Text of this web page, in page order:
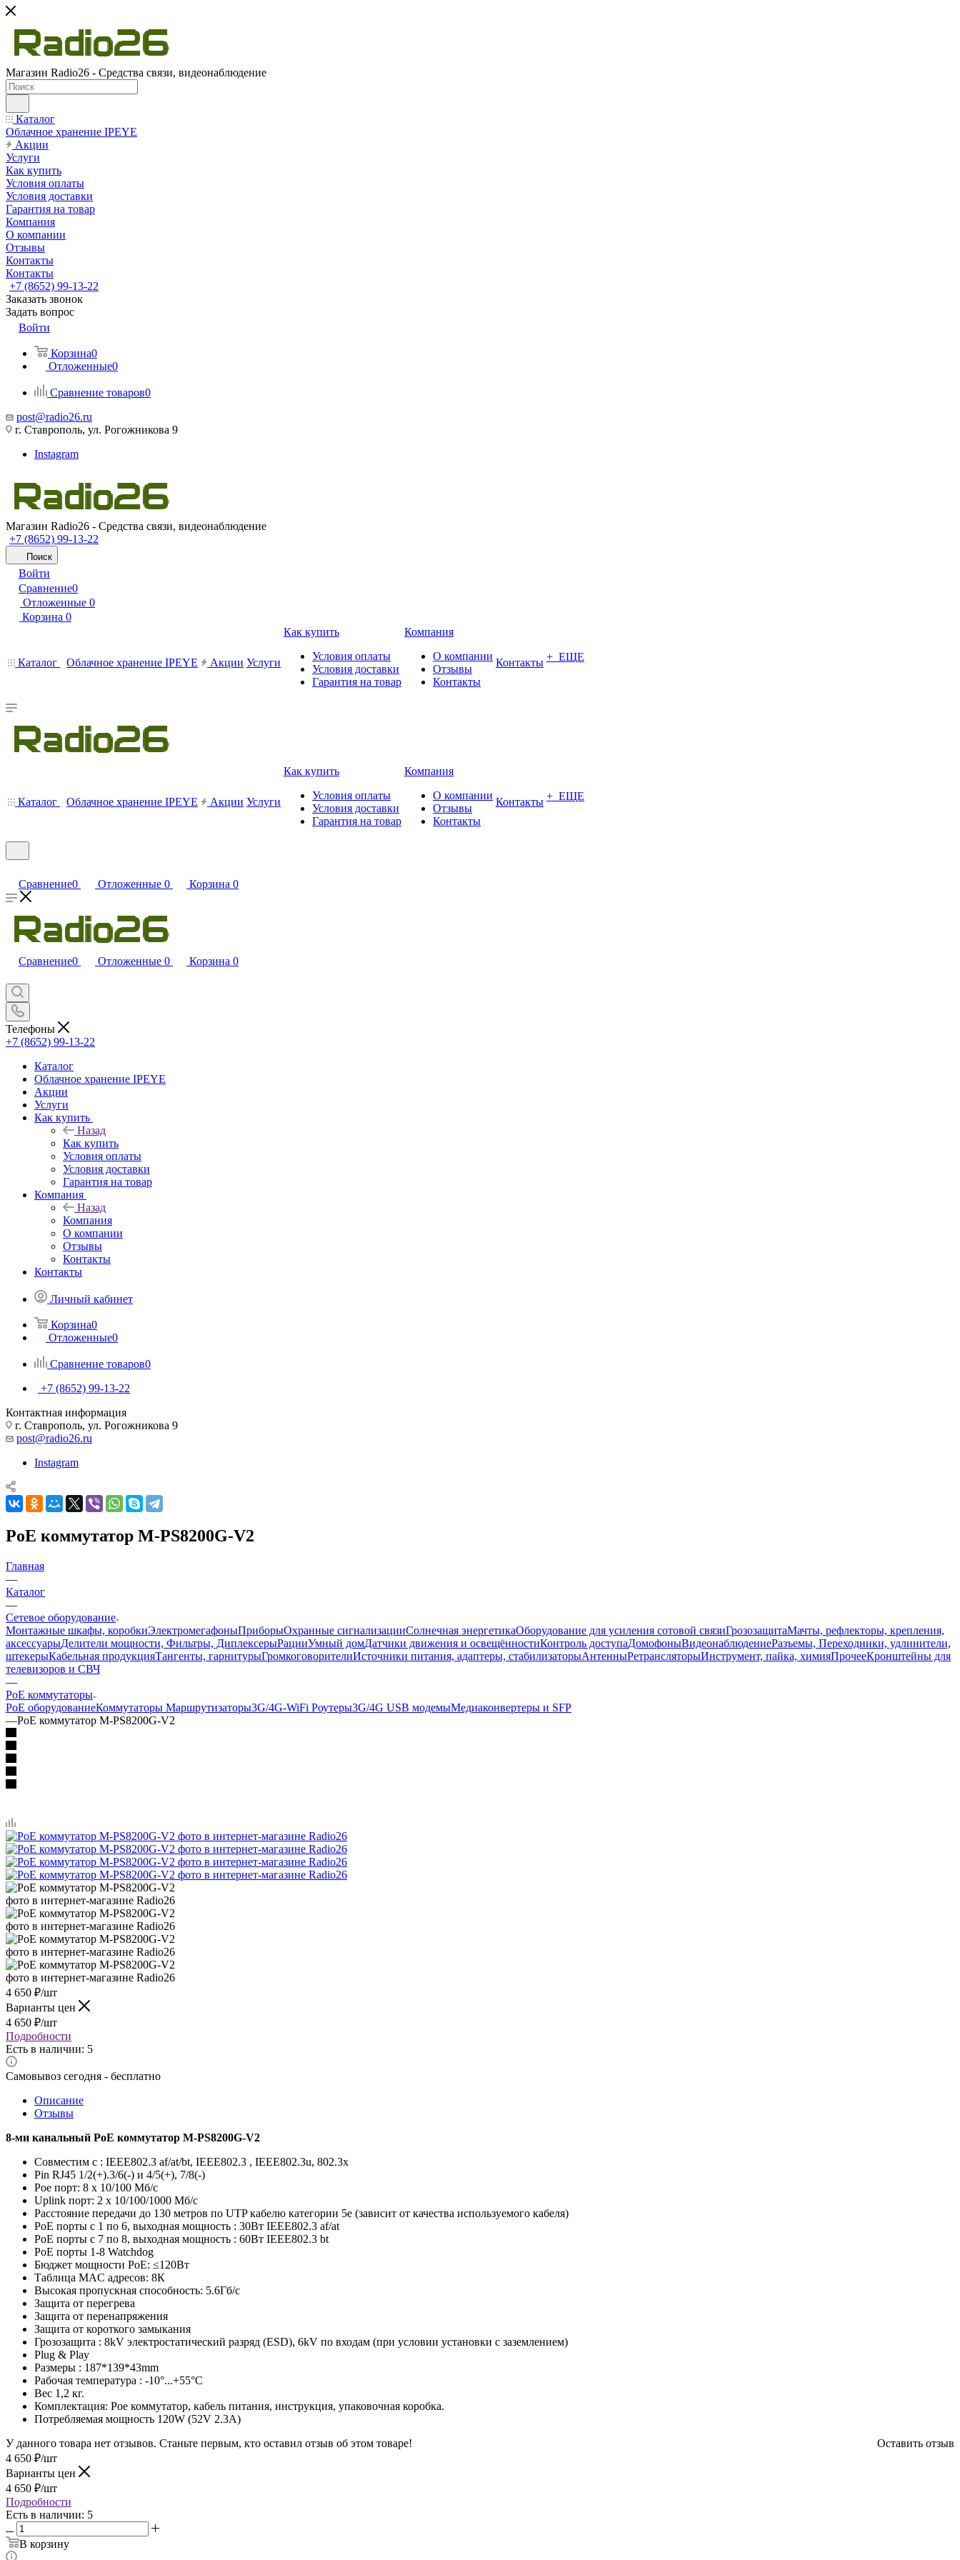
Магазин Radio26 - Средства связи, видеонаблюдение
Каталог
Облачное хранение IPEYE
Акции
Услуги
Как купить
Условия оплаты
Условия доставки
Гарантия на товар
Компания
О компании
Отзывы
Контакты
Контакты
+7 (8652) 99-13-22
Заказать звонок
Задать вопрос
Войти
Корзина0
Отложенные0
Сравнение товаров0
post@radio26.ru
г. Ставрополь, ул. Рогожникова 9
Instagram
Магазин Radio26 - Средства связи, видеонаблюдение
+7 (8652) 99-13-22
Поиск
Войти
Сравнение0
Отложенные 0
Корзина 0
Каталог Облачное хранение IPEYE Акции Услуги
Как купить
Условия оплаты
Условия доставки
Гарантия на товар
Компания
О компании
Отзывы
Контакты
Контакты + ЕЩЕ
Каталог Облачное хранение IPEYE Акции Услуги
Как купить
Условия оплаты
Условия доставки
Гарантия на товар
Компания
О компании
Отзывы
Контакты
Контакты + ЕЩЕ
Сравнение0 Отложенные 0 Корзина 0
Сравнение0 Отложенные 0 Корзина 0
Телефоны
+7 (8652) 99-13-22
Каталог
Облачное хранение IPEYE
Акции
Услуги
Как купить
Назад
Как купить
Условия оплаты
Условия доставки
Гарантия на товар
Компания
Назад
Компания
О компании
Отзывы
Контакты
Контакты
Личный кабинет
Корзина0
Отложенные0
Сравнение товаров0
+7 (8652) 99-13-22
Контактная информация
г. Ставрополь, ул. Рогожникова 9
post@radio26.ru
Instagram
PoE коммутатор M-PS8200G-V2
Главная
—
Каталог
—
Сетевое оборудование
Монтажные шкафы, коробкиЭлектромегафоныПриборыОхранные сигнализацииСолнечная энергетикаОборудование для усиления сотовой связиГрозозащитаМачты, рефлекторы, крепления,
аксессуарыДелители мощности, Фильтры, ДиплексерыРацииУмный домДатчики движения и освещённостиКонтроль доступаДомофоныВидеонаблюдениеРазъемы, Переходники, удлинители,
штекерыКабельная продукцияТангенты, гарнитурыГромкоговорителиИсточники питания, адаптеры, стабилизаторыАнтенныРетрансляторыИнструмент, пайка, химияПрочееКронштейны для
телевизоров и СВЧ
—
PoE коммутаторы
PoE оборудованиеКоммутаторы Маршрутизаторы3G/4G-WiFi Роутеры3G/4G USB модемыМедиаконвертеры и SFP
—PoE коммутатор M-PS8200G-V2
4 650 ₽/шт
Варианты цен
4 650 ₽/шт
Подробности
Есть в наличии: 5
Самовывоз сегодня - бесплатно
Описание
Отзывы
8-ми канальный PoE коммутатор M-PS8200G-V2
Совместим с : IEEE802.3 af/at/bt, IEEE802.3 , IEEE802.3u, 802.3x
Pin RJ45 1/2(+).3/6(-) и 4/5(+), 7/8(-)
Poe порт: 8 х 10/100 Мб/с
Uplink порт: 2 х 10/100/1000 Мб/с
Расстояние передачи до 130 метров по UTP кабелю категории 5e (зависит от качества используемого кабеля)
PoE порты с 1 по 6, выходная мощность : 30Вт IEEE802.3 af/at
PoE порты с 7 по 8, выходная мощность : 60Вт IEEE802.3 bt
PoE порты 1-8 Watchdog
Бюджет мощности PoE: ≤120Вт
Таблица MAC адресов: 8К
Высокая пропускная способность: 5.6Гб/с
Защита от перегрева
Защита от перенапряжения
Защита от короткого замыкания
Грозозащита : 8kV электростатический разряд (ESD), 6kV по входам (при условии установки с заземлением)
Plug & Play
Размеры : 187*139*43mm
Рабочая температура : -10°...+55°C
Вес 1,2 кг.
Комплектация: Poe коммутатор, кабель питания, инструкция, упаковочная коробка.
Потребляемая мощность 120W (52V 2.3A)
Оставить отзыв
У данного товара нет отзывов. Станьте первым, кто оставил отзыв об этом товаре!
4 650 ₽/шт
Варианты цен
4 650 ₽/шт
Подробности
Есть в наличии: 5
В корзину